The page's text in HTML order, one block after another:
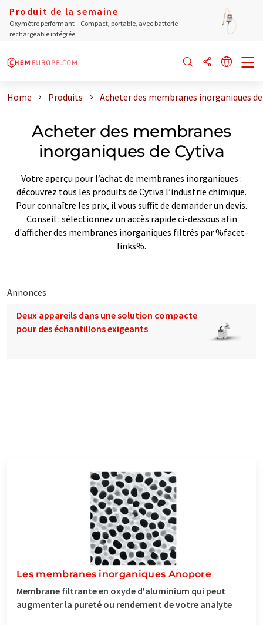
Produit de la semaine
Oxymètre performant – Compact, portable, avec batterie
rechargeable intégrée
Home Produits Acheter des membranes inorganiques
Acheter des membranes
inorganiques de Cytiva
Votre aperçu pour l’achat de membranes inorganiques :
découvrez tous les produits de Cytiva l’industrie chimique.
Pour connaître les prix, il vous suffit de demander un devis.
Conseil : sélectionnez un accès rapide ci-dessous afin
d'afficher des membranes inorganiques filtrés par %facet-
links%.
Annonces
Deux appareils dans une solution compacte
pour des échantillons exigeants
Les membranes inorganiques Anopore
Membrane filtrante en oxyde d'aluminium qui peut
augmenter la pureté ou rendement de votre analyte